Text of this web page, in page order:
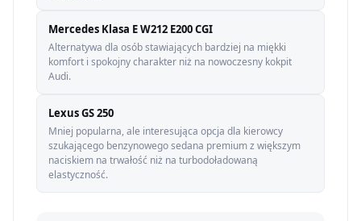
Mercedes Klasa E W212 E200 CGI
Alternatywa dla osób stawiających bardziej na miękki
komfort i spokojny charakter niż na nowoczesny kokpit
Audi.
Lexus GS 250
Mniej popularna, ale interesująca opcja dla kierowcy
szukającego benzynowego sedana premium z większym
naciskiem na trwałość niż na turbodoładowaną
elastyczność.